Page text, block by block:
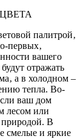
палитрой‚
первых‚
вашего
отражать
а в холодном –
тепла. Во-
ваш дом
лесом или
природой. В
смелые и яркие